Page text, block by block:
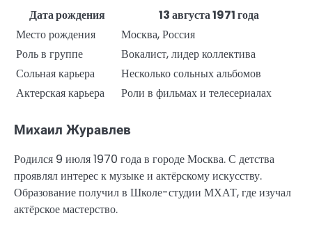
Дата рождения
13 августа 1971 года
Место рождения
Москва, Россия
Роль в группе
Вокалист, лидер коллектива
Сольная карьера
Несколько сольных альбомов
Актерская карьера
Роли в фильмах и телесериалах
Михаил Журавлев
Родился 9 июля 1970 года в городе Москва. С детства
проявлял интерес к музыке и актёрскому искусству.
Образование получил в Школе-студии МХАТ, где изучал
актёрское мастерство.